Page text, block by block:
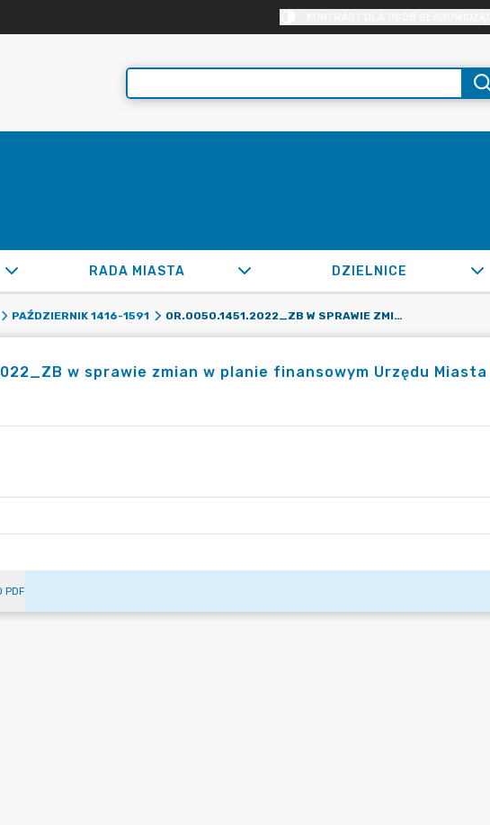
RADA MIASTA DZIELNICE
PAŹDZIERNIK 1416-1591 OR.0050.1451.2022_ZB W SPRAWIE ZMIAN W PLANIE FINANSOWYM URZĘDU MIASTA ŻORY NA 2022 R.
w sprawie zmian w planie finansowym Urzędu
PDF